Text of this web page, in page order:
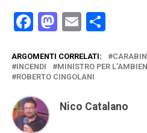
Facebook
Mastodon
Email
ARGOMENTI CORRELATI:
INCENDI
MINISTRO PER
ROBERTO CINGOLANI
Nico Catalano